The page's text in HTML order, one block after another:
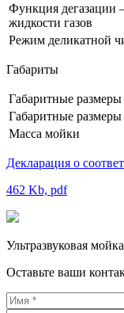
Функция дегазации
жидкости газов
Режим деликатной
Габариты
Габаритные
Габаритные
Масса мойки
Декларация о
462 Kb, pdf
Ультразвуковая
Оставьте ваши